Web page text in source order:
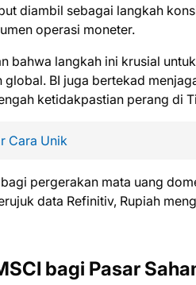
diambil sebagai langkah
operasi moneter.
bahwa langkah ini krusial
BI juga bertekad
ketidakpastian perang di
Cara Unik
pergerakan mata uang
data Refinitiv, Rupiah
bagi Pasar